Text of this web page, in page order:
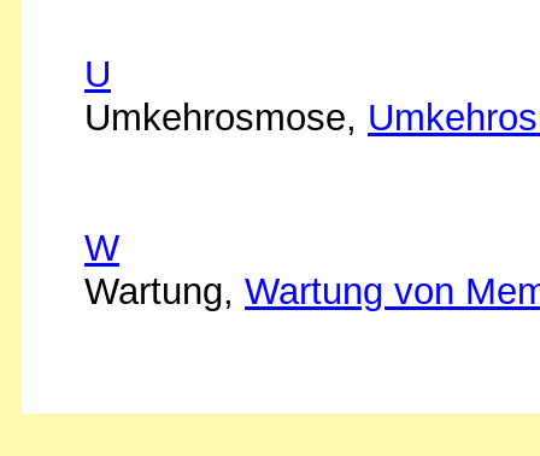
U
Umkehrosmose,
W
Wartung, Wartung von